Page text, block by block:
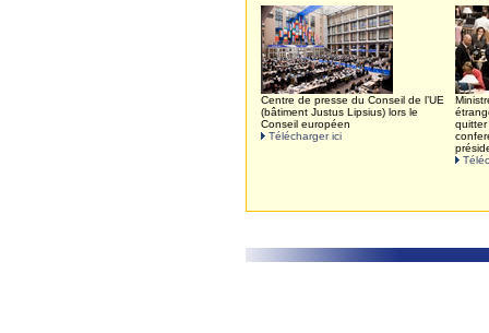
Centre de presse du Conseil de l’UE
(bâtiment Justus Lipsius) lors le
Conseil européen
Télécharger ici